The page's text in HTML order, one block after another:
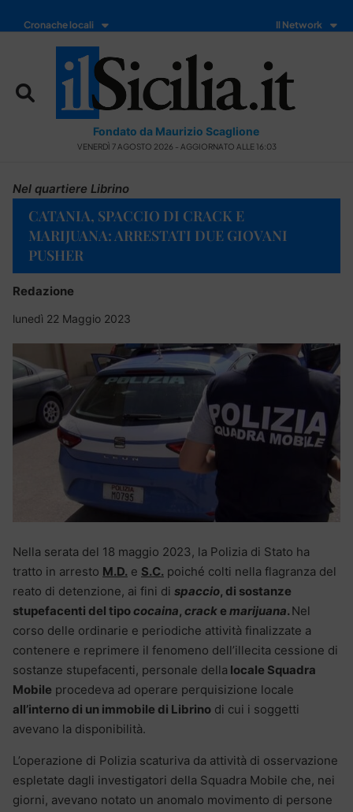
Cronache locali Il Network
Fondato da Maurizio Scaglione
VENERDÌ 7 AGOSTO 2026 - AGGIORNATO ALLE 16:03
Nel quartiere Librino
CATANIA, SPACCIO DI CRACK E
MARIJUANA: ARRESTATI DUE GIOVANI
PUSHER
Redazione
lunedì 22 Maggio 2023
Nella serata del 18 maggio 2023, la Polizia di Stato ha
tratto in arresto M.D. e S.C. poiché colti nella flagranza del
reato di detenzione, ai fini di spaccio, di sostanze
stupefacenti del tipococaina, crack e marijuana. Nel
corso delle ordinarie e periodiche attività finalizzate a
contenere e reprimere il fenomeno dell’illecita cessione di
sostanze stupefacenti, personale della locale Squadra
Mobile procedeva ad operare perquisizione locale
all’interno di un immobile di Librino di cui i soggetti
avevano la disponibilità.
L’operazione di Polizia scaturiva da attività di osservazione
espletate dagli investigatori della Squadra Mobile che, nei
giorni, avevano notato un anomalo movimento di persone